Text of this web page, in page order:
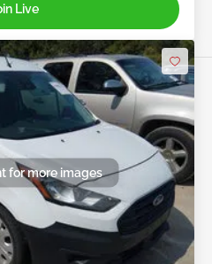
Live
for more images